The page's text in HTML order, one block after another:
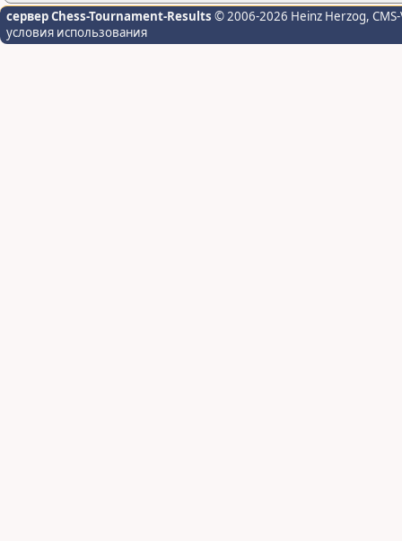
сервер Chess-Tournament-Results © 2006-2026 Heinz Herzog,
условия использования